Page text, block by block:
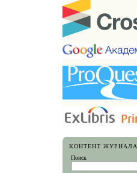
КОНТЕНТ ЖУРНАЛА
Поиск